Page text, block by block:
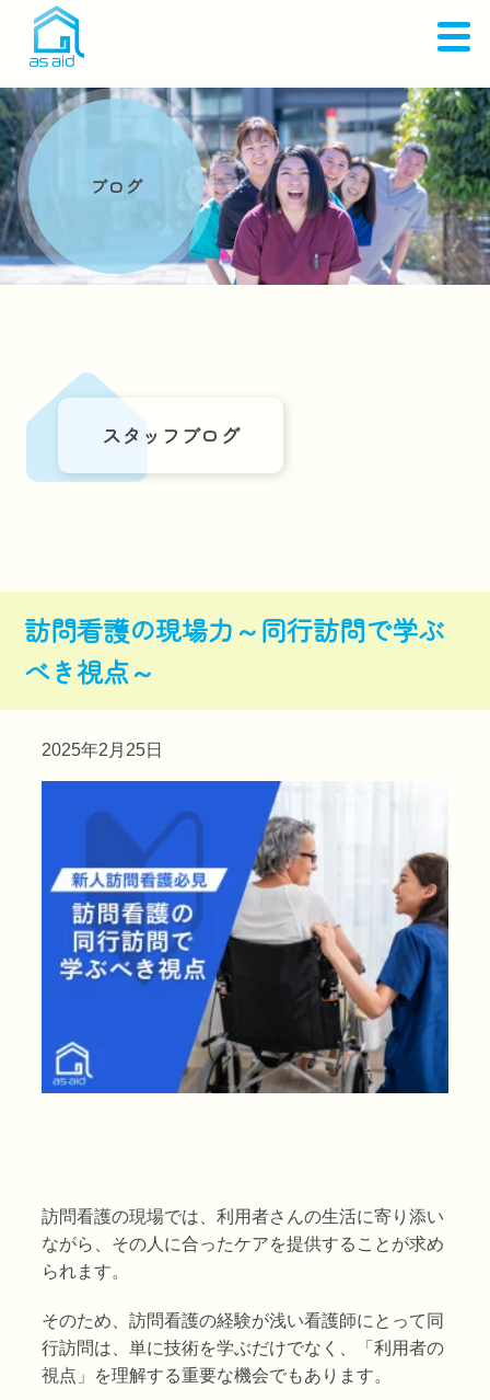
ブログ
スタッフブログ
訪問看護の現場力～同行訪問で学ぶ
べき視点～
2025年2月25日
訪問看護の現場では、利用者さんの生活に寄り添い
ながら、その人に合ったケアを提供することが求め
られます。
そのため、訪問看護の経験が浅い看護師にとって同
行訪問は、単に技術を学ぶだけでなく、「利用者の
視点」を理解する重要な機会でもあります。